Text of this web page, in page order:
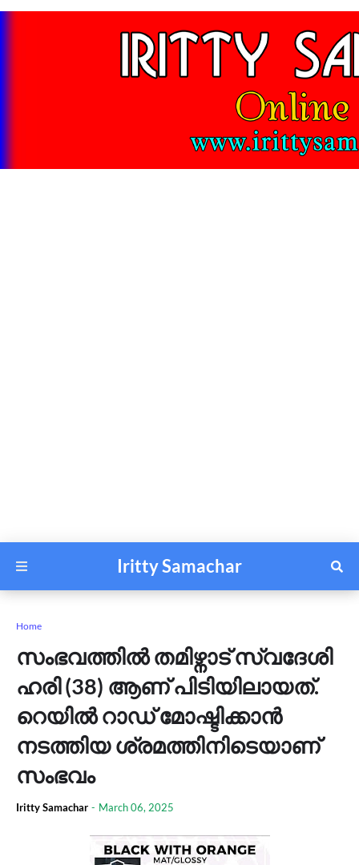
Iritty Samachar
Home
സംഭവത്തിൽ തമിഴ്നാട് സ്വദേശി
ഹരി (38) ആണ് പിടിയിലായത്.
റെയിൽ റാഡ് മോഷ്ടിക്കാൻ
നടത്തിയ ശ്രമത്തിനിടെയാണ്
സംഭവം
Iritty Samachar - March 06, 2025